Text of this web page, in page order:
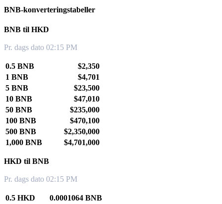
BNB-konverteringstabeller
BNB til HKD
Pr. dags dato 02:15 PM
0.5 BNB
$2,350
1 BNB
$4,701
5 BNB
$23,500
10 BNB
$47,010
50 BNB
$235,000
100 BNB
$470,100
500 BNB
$2,350,000
1,000 BNB
$4,701,000
HKD til BNB
Pr. dags dato 02:15 PM
0.5 HKD
0.0001064 BNB